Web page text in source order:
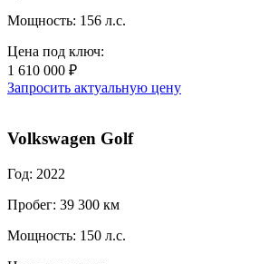
Мощность: 156 л.с.
Цена под ключ:
1 610 000 ₽
Запросить актуальную цену
Volkswagen Golf
Год: 2022
Пробег: 39 300 км
Мощность: 150 л.с.